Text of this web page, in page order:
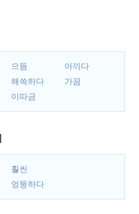
으뜸
아끼다
해쓱하다
가끔
이따금
훨씬
엉뚱하다